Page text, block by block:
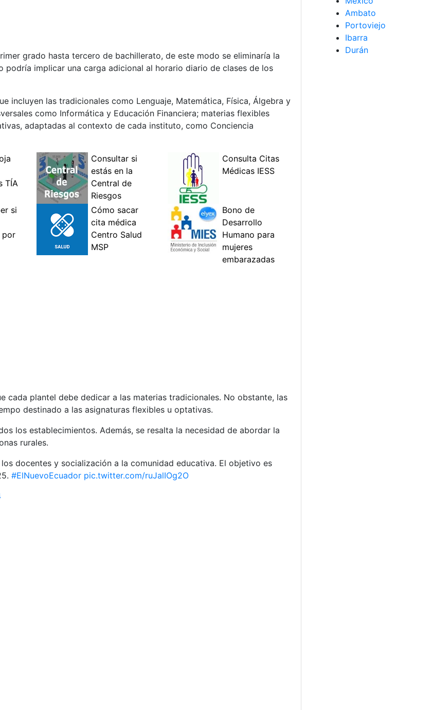
grado hasta tercero de bachillerato, de este modo se eliminaría la
implicar una carga adicional al horario diario de clases de los
incluyen las tradicionales como Lenguaje, Matemática, Física, Álgebra y
como Informática y Educación Financiera; materias flexibles
adaptadas al contexto de cada instituto, como Conciencia
cada plantel debe dedicar a las materias tradicionales. No obstante, las
destinado a las asignaturas flexibles u optativas.
los establecimientos. Además, se resalta la necesidad de abordar la
rurales.
docentes y socialización a la comunidad educativa. El objetivo es
#ElNuevoEcuador pic.twitter.com/ruJalIOg2O
Ambato
Portoviejo
Ibarra
Durán